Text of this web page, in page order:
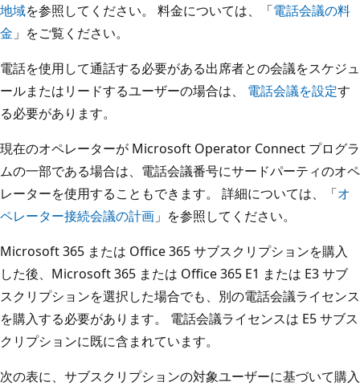
地域を参照してください。 料金については、「電話会議の料
金 」をご覧ください。
電話を使用して通話する必要がある出席者との会議をスケジュ
ールまたはリードするユーザーの場合は、 電話会議を設定す
る必要があります。
現在のオペレーターが Microsoft Operator Connect プログラ
ムの一部である場合は、電話会議番号にサードパーティのオペ
レーターを使用することもできます。 詳細については、「オ
ペレーター接続会議の計画 」を参照してください。
Microsoft 365 または Office 365 サブスクリプションを購入
した後、Microsoft 365 または Office 365 E1 または E3 サブ
スクリプションを選択した場合でも、別の電話会議ライセンス
を購入する必要があります。 電話会議ライセンスは E5 サブス
クリプションに既に含まれています。
次の表に、サブスクリプションの対象ユーザーに基づいて購入